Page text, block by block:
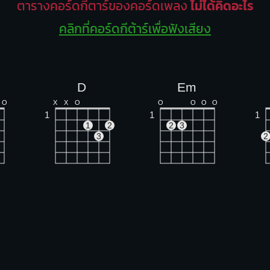
ตารางคอร์ดกีตาร์ของคอร์ดเพลงไม่ได้คิดอะไร
คลิกที่คอร์ดกีต้าร์เพื่อฟังเสียง
O
D
X X O
1
1
2
3
Em
O O O O
1
2 3
1
2